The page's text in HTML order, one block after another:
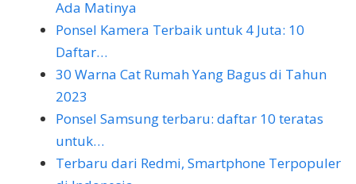
Ada Matinya
Ponsel Kamera Terbaik untuk 4 Juta: 10
Daftar…
30 Warna Cat Rumah Yang Bagus di Tahun
2023
Ponsel Samsung terbaru: daftar 10 teratas
untuk…
Terbaru dari Redmi, Smartphone Terpopuler